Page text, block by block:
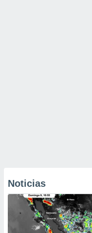
Noticias